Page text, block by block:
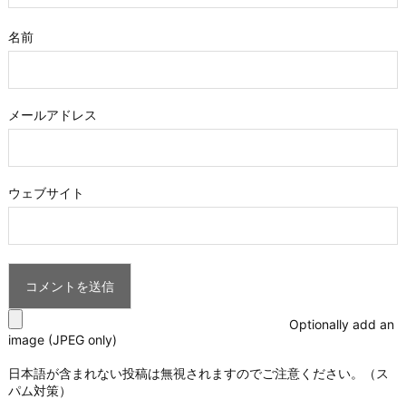
名前
メールアドレス
ウェブサイト
Optionally add an
image (JPEG only)
日本語が含まれない投稿は無視されますのでご注意ください。（ス
パム対策）